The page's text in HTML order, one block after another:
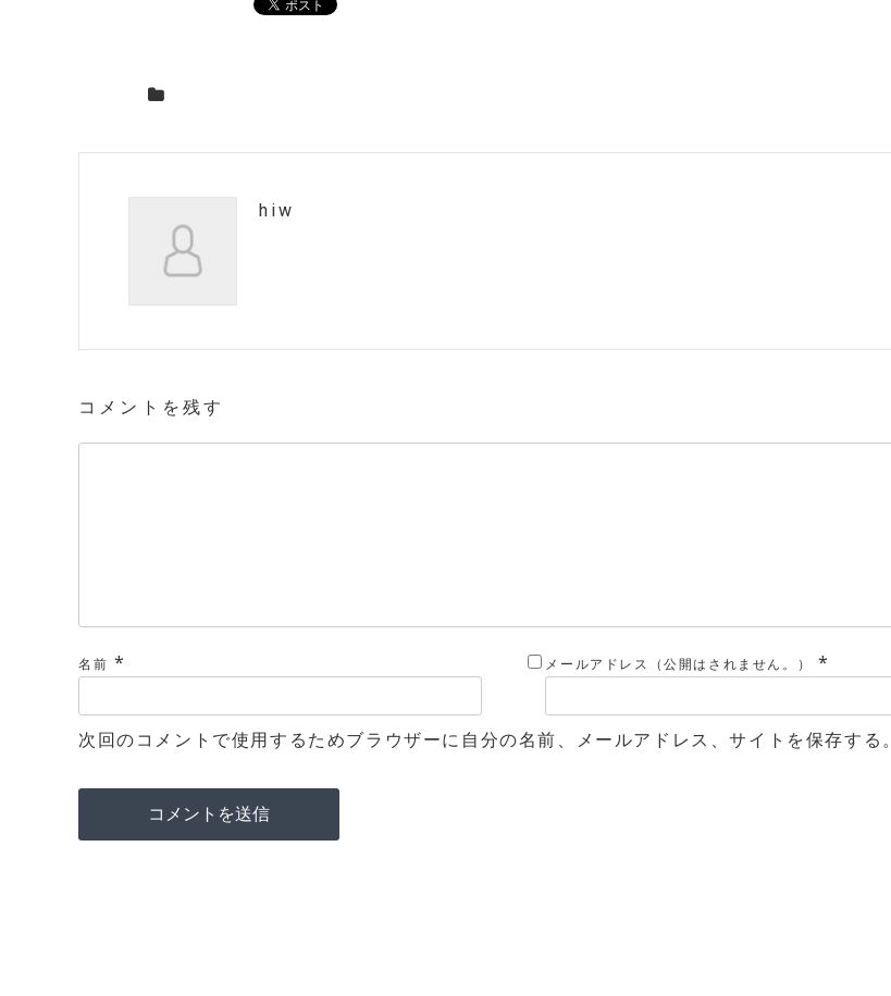
hiw
コメントを残す
名前 * メールアドレス（公開はされません。） *
次回のコメントで使用するためブラウザーに自分の名前、メールアドレス、サイトを保存する。